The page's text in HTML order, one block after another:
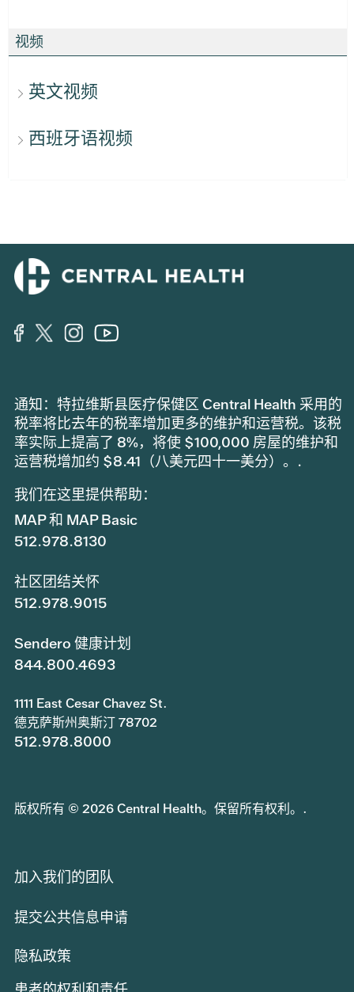
视频
英文视频
西班牙语视频
通知：特拉维斯县医疗保健区 Central Health 采用的
税率将比去年的税率增加更多的维护和运营税。该税
率实际上提高了 8%，将使 $100,000 房屋的维护和
运营税增加约 $8.41（八美元四十一美分）。.
我们在这里提供帮助：
MAP 和 MAP Basic
512.978.8130
社区团结关怀
512.978.9015
Sendero 健康计划
844.800.4693
1111 East Cesar Chavez St.
德克萨斯州奥斯汀 78702
512.978.8000
版权所有 © 2026 Central Health。保留所有权利。.
加入我们的团队
提交公共信息申请
隐私政策